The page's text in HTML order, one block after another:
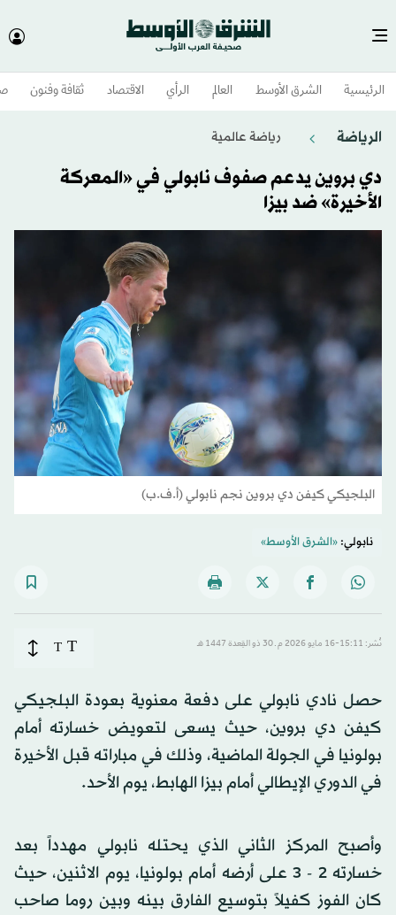
الرئيسية الشرق الأوسط​ العالم الرأي الاقتصاد ثقافة وفنون
الرياضة رياضة عالمية
دي بروين يدعم صفوف نابولي في «المعركة
الأخيرة» ضد بيزا
البلجيكي كيفن دي بروين نجم نابولي (أ.ف.ب)
نابولي:«الشرق الأوسط»
نُشر: 15:11-16 مايو 2026 م ـ 30 ذو القِعدة 1447 هـ T
T
حصل نادي نابولي على دفعة معنوية بعودة البلجيكي
كيفن دي بروين، حيث يسعى لتعويض خسارته أمام
بولونيا في الجولة الماضية، وذلك في مباراته قبل الأخيرة
في الدوري الإيطالي أمام بيزا الهابط، يوم الأحد.
وأصبح المركز الثاني الذي يحتله نابولي مهدداً بعد
خسارته 2 - 3 على أرضه أمام بولونيا، يوم الاثنين، حيث
كان الفوز كفيلاً بتوسيع الفارق بينه وبين روما صاحب